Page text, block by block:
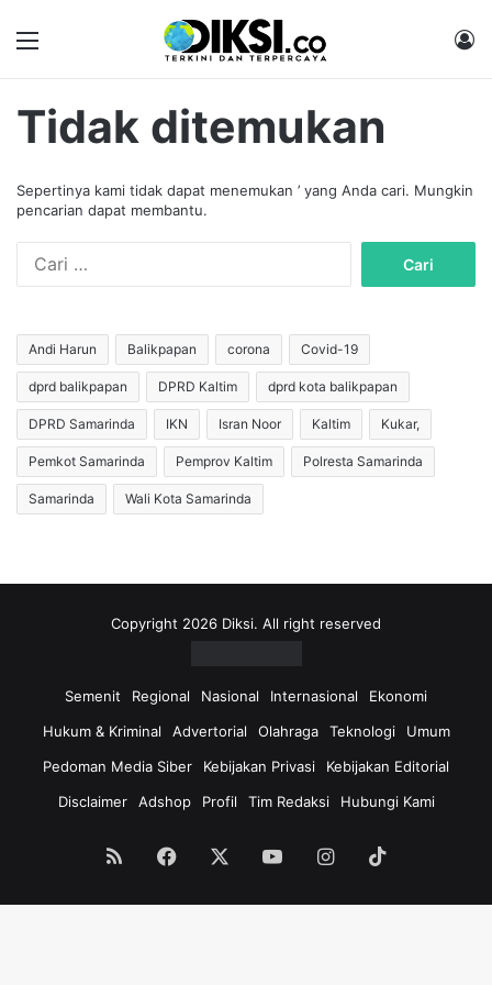
Tidak ditemukan
Sepertinya kami tidak dapat menemukan ’ yang Anda cari. Mungkin
pencarian dapat membantu.
u
n
t
u
k
:
Andi Harun Balikpapan corona Covid-19
dprd balikpapan DPRD Kaltim dprd kota balikpapan
DPRD Samarinda IKN Isran Noor Kaltim Kukar,
Pemkot Samarinda Pemprov Kaltim Polresta Samarinda
Samarinda Wali Kota Samarinda
Copyright 2026 Diksi. All right reserved
Semenit Regional Nasional Internasional
Ekonomi
Hukum & Kriminal
Advertorial Olahraga Teknologi
Umum
Pedoman Media Siber
Kebijakan Privasi
Kebijakan Editorial
Disclaimer
Adshop Profil Tim Redaksi Hubungi Kami
RSS Facebook YouTubeInstagram